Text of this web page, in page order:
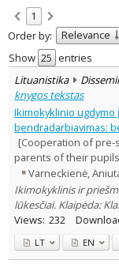
Refine
Open access
Scientific publications
Dissemination
Document Type:
Books & books parts
Journal articles
Subject area:
Education 10
Documentation.
1
Sociology 1
Text language
Country of publication
Historical periods
Lithuanian place
1
Order by:
Relevance
Show
entries
Lituanistika
knygos tekstas
Ikimokyklinio
bendradarbiavimas:
[Cooperation of pre-
parents of their
Varneckienė,
Ikimokyklinis ir
lūkesčiai. Klaipėda:
Views: 232
LT EN